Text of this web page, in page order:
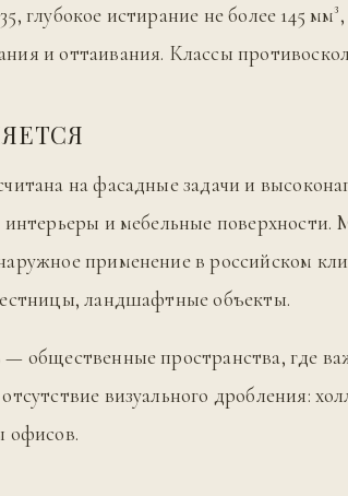
глубокое истирание не более 145
и оттаивания. Классы
на фасадные задачи и
и мебельные поверхности.
применение в российском
ландшафтные объекты.
— общественные пространства, где
визуального дробления:
офисов.